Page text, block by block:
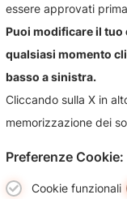
Contattaci!
Contattaci per
suoi prodotti, sarà
celermente
essere approvati
Puoi modificare il
qualsiasi momento
basso a sinistra.
Cliccando sulla X in
memorizzazione dei
Preferenze Cookie:
Cookie funzionali